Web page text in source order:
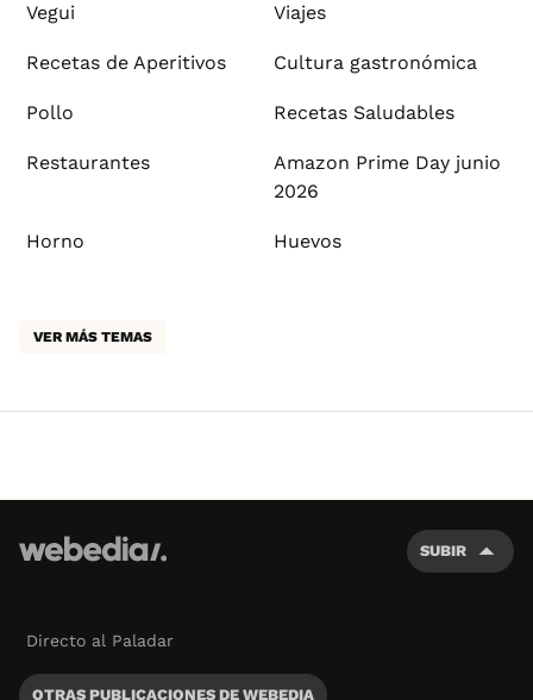
Vegui Viajes
Recetas de Aperitivos Cultura gastronómica
Pollo Recetas Saludables
Restaurantes
Amazon Prime Day junio
2026
Horno Huevos
VER MÁS TEMAS
SUBIR
Directo al Paladar
OTRAS PUBLICACIONES DE WEBEDIA